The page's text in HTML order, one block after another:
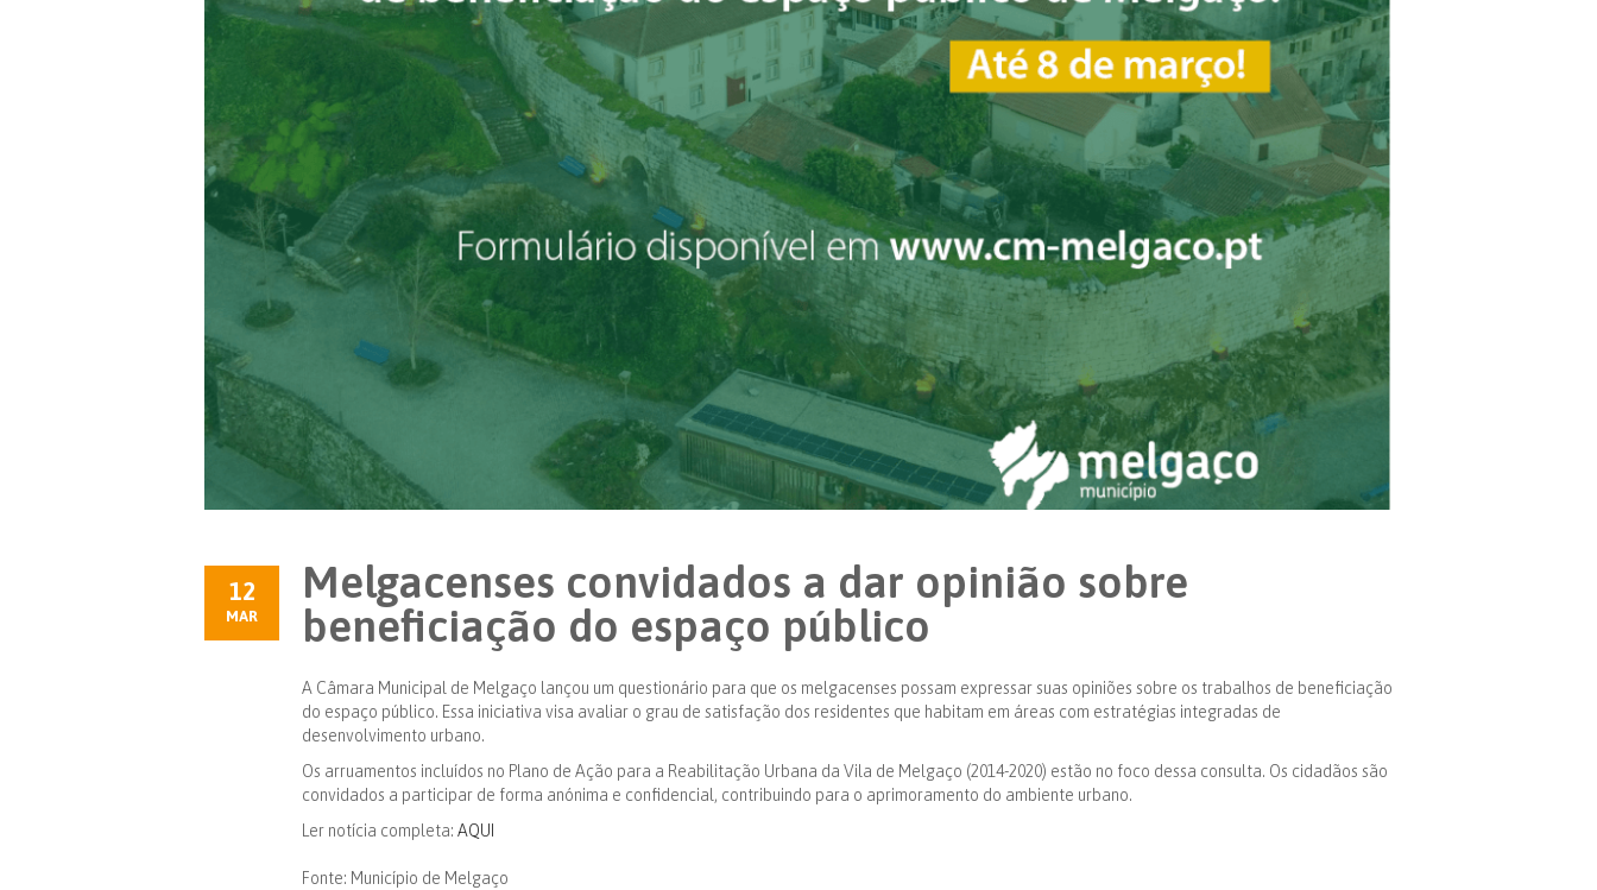
12
MAR
Melgacenses convidados a dar opinião sobre
beneficiação do espaço público
A Câmara Municipal de Melgaço lançou um questionário para que os melgacenses possam expressar suas opiniões sobre os trabalhos de beneficiação
do espaço público. Essa iniciativa visa avaliar o grau de satisfação dos residentes que habitam em áreas com estratégias integradas de
desenvolvimento urbano.
Os arruamentos incluídos no Plano de Ação para a Reabilitação Urbana da Vila de Melgaço (2014-2020) estão no foco dessa consulta. Os cidadãos são
convidados a participar de forma anónima e confidencial, contribuindo para o aprimoramento do ambiente urbano.
Ler notícia completa: AQUI
Fonte: Município de Melgaço